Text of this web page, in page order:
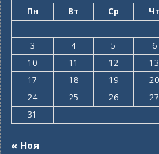
Пн Вт Ср Чт
3
4 5 6
10
11 12 13
17
18 19 20
24
25 26 27
31
« Ноя